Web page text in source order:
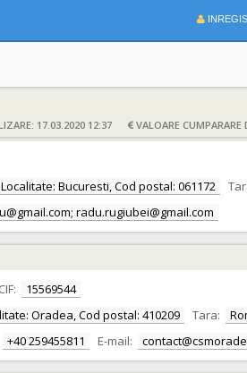
17.03.2020 12:37 VALOARE
Bucuresti, Cod postal: 061172
radu.rugiubei@gmail.com
CIF:
15569544
Oradea, Cod postal: 410209 Tara:
+40 259455811 E-mail: